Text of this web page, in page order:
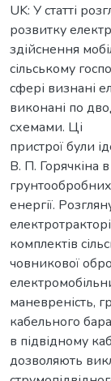
UK: У статті
розвитку
здійснення
сільському
сфері визнані
виконані по
схемами. Ці
пристрої були
В. П. Горячкіна
енергії.
комплектів
човникової
маневреність,
кабельного
в підвідному
дозволяють